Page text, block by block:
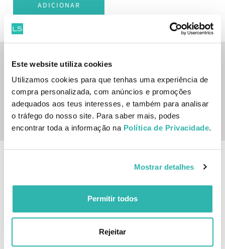
Este website utiliza cookies
Utilizamos cookies para que tenhas uma experiência de
compra personalizada, com anúncios e promoções
adequados aos teus interesses, e também para analisar
o tráfego do nosso site. Para saber mais, podes
encontrar toda a informação na Política de Privacidade.
Mostrar detalhes
Permitir todos
Rejeitar
ADICIONAR
Inscreve-te na nossa newsletter
SUBSCREVER
Sim, desejo receber a newsletter da lojashampoo.pt com
novidades, cupões e conteúdos personalizados.
A Minha Conta